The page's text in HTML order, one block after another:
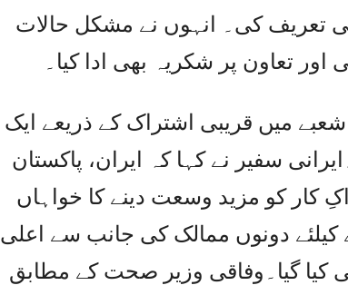
تعریف کی۔ انہوں نے مشکل حالات
تعاون پر شکریہ بھی ادا کیا۔
میں قریبی اشتراک کے ذریعے ایک
سفیر نے کہا کہ ایران، پاکستان
کو مزید وسعت دینے کا خواہاں
دونوں ممالک کی جانب سے اعلی
کیا گیا۔وفاقی وزیر صحت کے مطابق